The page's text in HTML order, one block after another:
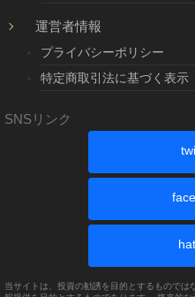
運営者情報
プライバシーポリシー
特定商取引法に基づく表示
SNSリンク
当サイトは、投資の勧誘を目的とするもので